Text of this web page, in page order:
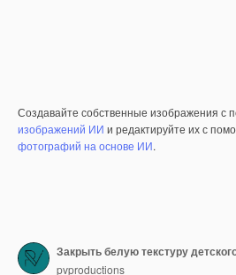
Создавайте собственные изображения с
изображений ИИ и редактируйте их с
фотографий на основе ИИ.
Закрыть белую текстуру
pvproductions